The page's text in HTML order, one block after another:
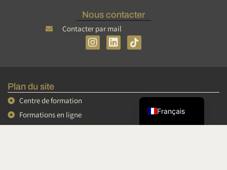
Nous contacter
Contacter par mail
I
n
g
L
i
d
Plan du site
Centre de formation
Formations en ligne
Français
English